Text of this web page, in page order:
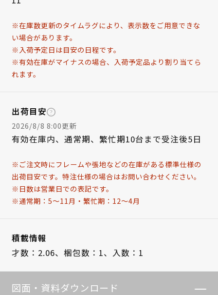
※在庫数更新のタイムラグにより、表示数をご用意できな
い場合があります。
※入荷予定日は目安の日程です。
※有効在庫がマイナスの場合、入荷予定品より割り当てら
れます。
出荷目安
2026/8/8 8:00更新
有効在庫内、通常期、繁忙期10台まで受注後5日
※ご注文時にフレームや張地などの在庫がある標準仕様の
出荷目安です。特注仕様の場合はお問い合わせください。
※日数は営業日での表記です。
※通常期：5～11月・繁忙期：12～4月
積載情報
才数：2.06、 梱包数：1、 入数：1
図面・資料ダウンロード